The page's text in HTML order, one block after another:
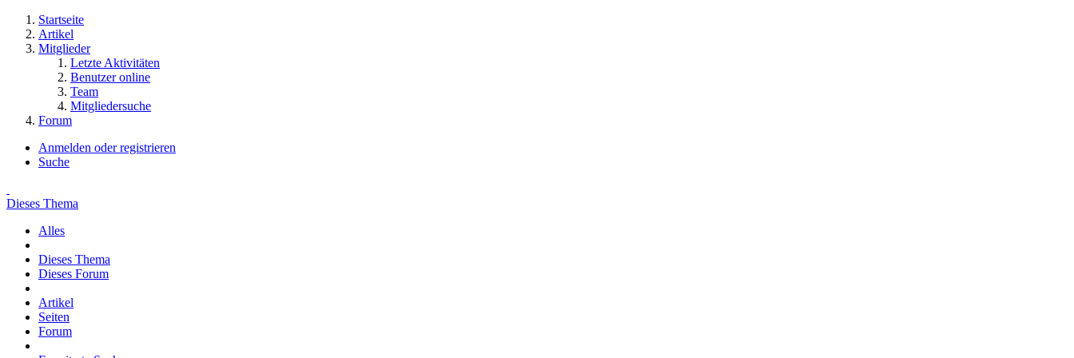
Startseite
Artikel
Mitglieder
Letzte Aktivitäten
Benutzer online
Team
Mitgliedersuche
Forum
Anmelden oder registrieren
Suche
Dieses Thema
Alles
Dieses Thema
Dieses Forum
Artikel
Seiten
Forum